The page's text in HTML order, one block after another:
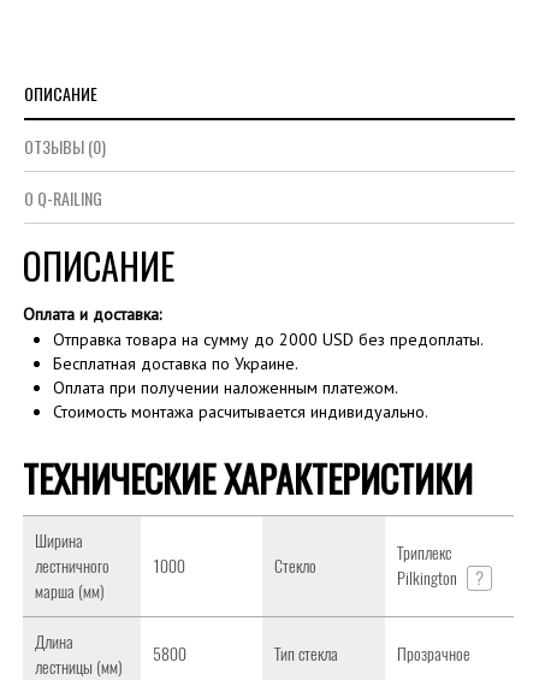
ОПИСАНИЕ
ОТЗЫВЫ (0)
О Q-RAILING
ОПИСАНИЕ
Оплата и доставка:
Отправка товара на сумму до 2000 USD без предоплаты.
Бесплатная доставка по Украине.
Оплата при получении наложенным платежом.
Стоимость монтажа расчитывается индивидуально.
ТЕХНИЧЕСКИЕ ХАРАКТЕРИСТИКИ
Ширина
лестничного
марша (мм)
1000 Стекло
Триплекс
Pilkington
?
Длина
лестницы (мм)
5800 Тип стекла Прозрачное